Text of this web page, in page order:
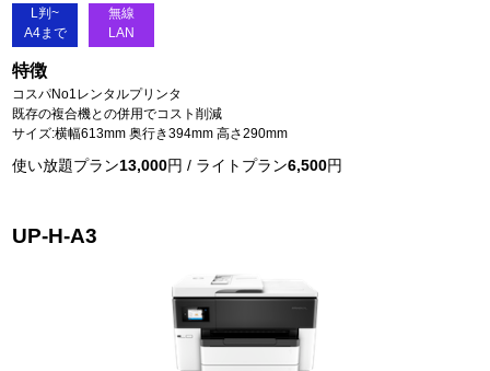
L判~
A4まで
無線
LAN
特徴
コスパNo1レンタルプリンタ
既存の複合機との併用でコスト削減
サイズ:横幅613mm 奥行き394mm 高さ290mm
使い放題プラン13,000円 / ライトプラン6,500円
UP-H-A3